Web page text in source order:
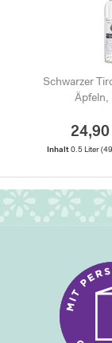
Schwarzer
Äpfeln,
Inhalt0.5 Liter